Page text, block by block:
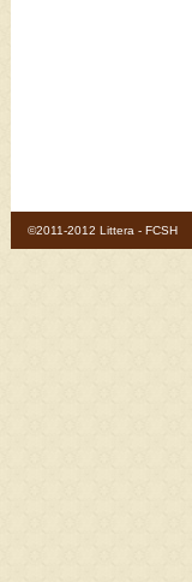
©2011-2012 Littera - FCSH